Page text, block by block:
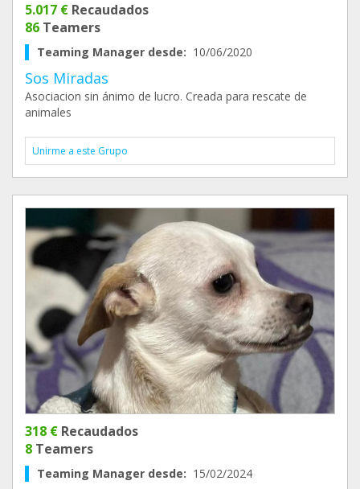
5.017 € Recaudados
86 Teamers
Teaming Manager desde: 10/06/2020
Sos Miradas
Asociacion sin ánimo de lucro. Creada para rescate de
animales
Unirme a este Grupo
318 € Recaudados
8 Teamers
Teaming Manager desde: 15/02/2024